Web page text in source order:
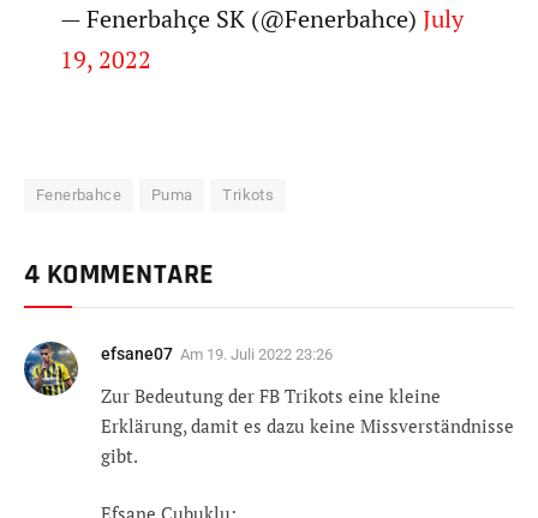
— Fenerbahçe SK (@Fenerbahce)July
19, 2022
Fenerbahce Puma Trikots
4 KOMMENTARE
efsane07 Am 19. Juli 2022 23:26
Zur Bedeutung der FB Trikots eine kleine
Erklärung, damit es dazu keine Missverständnisse
gibt.
Efsane Cubuklu: